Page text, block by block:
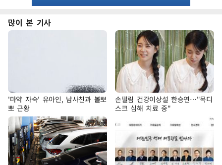
많이 본 기사
'마약 자숙' 유아인, 남사친과 볼뽀
뽀 근황
손떨림 건강이상설 한승연…"목디
스크 심해 치료 중"